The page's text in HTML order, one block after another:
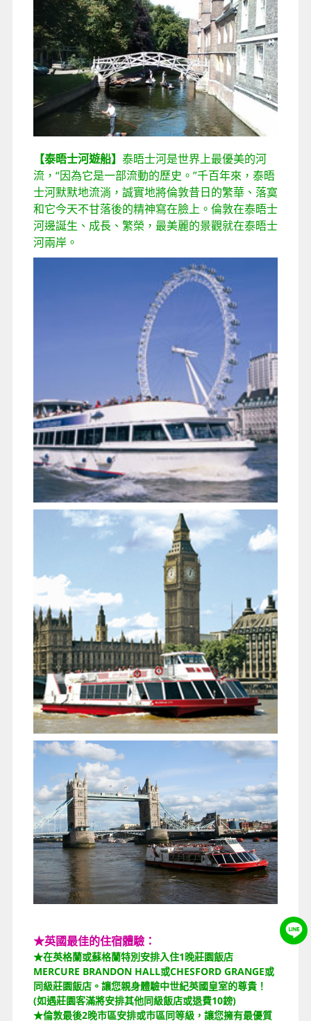
【泰晤士河遊船】 泰晤士河是世界上最優美的河
流，“因為它是一部流動的歷史。”千百年來，泰晤
士河默默地流淌，誠實地將倫敦昔日的繁華、落寞
和它今天不甘落後的精神寫在臉上。倫敦在泰晤士
河邊誕生、成長、繁榮，最美麗的景觀就在泰晤士
河兩岸。
★英國最佳的住宿體驗：
★在英格蘭或蘇格蘭特別安排入住1晚莊園飯店
MERCURE BRANDON HALL或CHESFORD GRANGE或
同級莊園飯店。讓您親身體驗中世紀英國皇室的尊貴！
(如遇莊園客滿將安排其他同級飯店或退費10鎊)
★倫敦最後2晚市區安排或市區同等級，讓您擁有最優質